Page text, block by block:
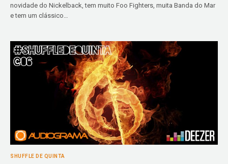
novidade do Nickelback, tem muito Foo Fighters, muita Banda do Mar
e tem um clássico…
SHUFFLE DE QUINTA